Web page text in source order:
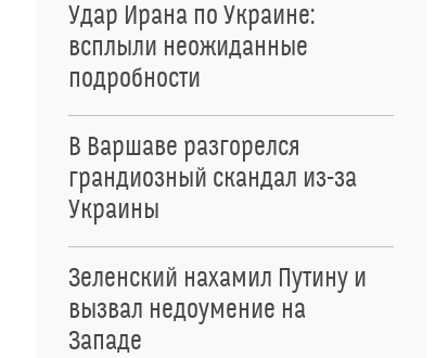
Удар Ирана по Украине:
всплыли неожиданные
подробности
В Варшаве разгорелся
грандиозный скандал из-за
Украины
Зеленский нахамил Путину и
вызвал недоумение на
Западе